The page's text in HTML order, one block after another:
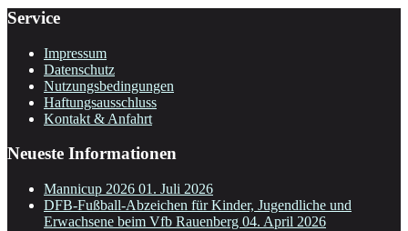
Service
Impressum
Datenschutz
Nutzungsbedingungen
Haftungsausschluss
Kontakt & Anfahrt
Neueste Informationen
Mannicup 2026 01. Juli 2026
DFB-Fußball-Abzeichen für Kinder, Jugendliche und
Erwachsene beim Vfb Rauenberg 04. April 2026